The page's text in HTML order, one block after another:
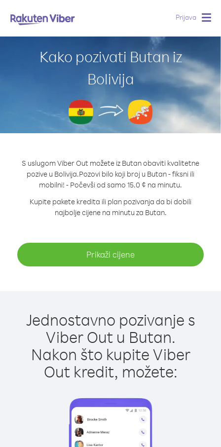
Prijava
Kako pozivati Butan iz
Bolivija
S uslugom Viber Out možete iz Butan obaviti kvalitetne
pozive u Bolivija.Pozovi bilo koji broj u Butan - fiksni ili
mobilni! - Počevši od samo 15.0 ¢ na minutu.
Kupite pakete kredita ili plan pozivanja da bi dobili
najbolje cijene na minutu za Butan.
Prikaži cijene
Jednostavno pozivanje s
Viber Out u Butan.
Nakon što kupite Viber
Out kredit, možete: